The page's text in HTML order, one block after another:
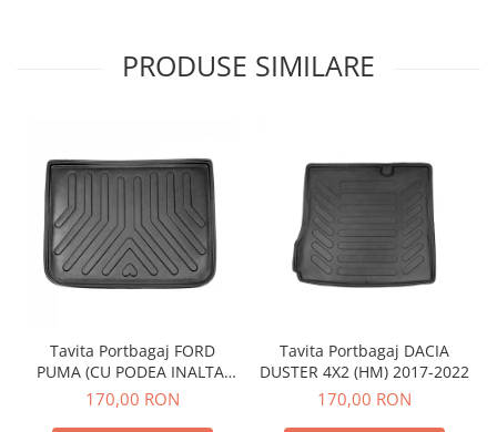
PRODUSE SIMILARE
Tavita Portbagaj FORD
PUMA (CU PODEA INALTA)
2019-
170,00 RON
Tavita Portbagaj DACIA
DUSTER 4X2 (HM) 2017-2022
170,00 RON